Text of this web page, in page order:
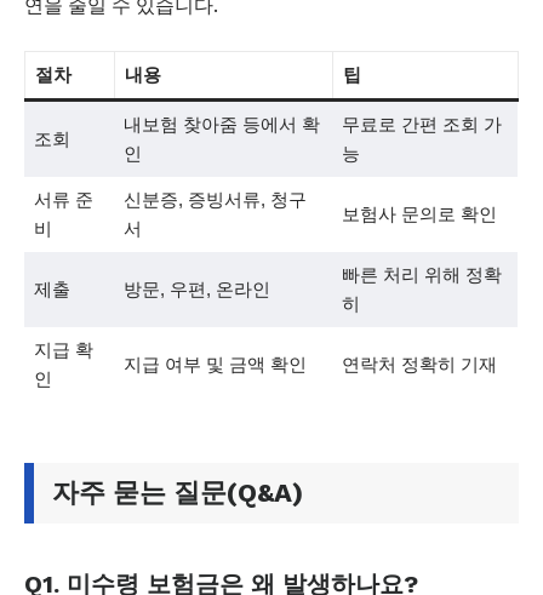
연을 줄일 수 있습니다.
절차 내용 팁
조회
내보험 찾아줌 등에서 확
인
무료로 간편 조회 가
능
서류 준
비
신분증, 증빙서류, 청구
서
보험사 문의로 확인
제출 방문, 우편, 온라인
빠른 처리 위해 정확
히
지급 확
인
지급 여부 및 금액 확인 연락처 정확히 기재
자주 묻는 질문(Q&A)
Q1. 미수령 보험금은 왜 발생하나요?